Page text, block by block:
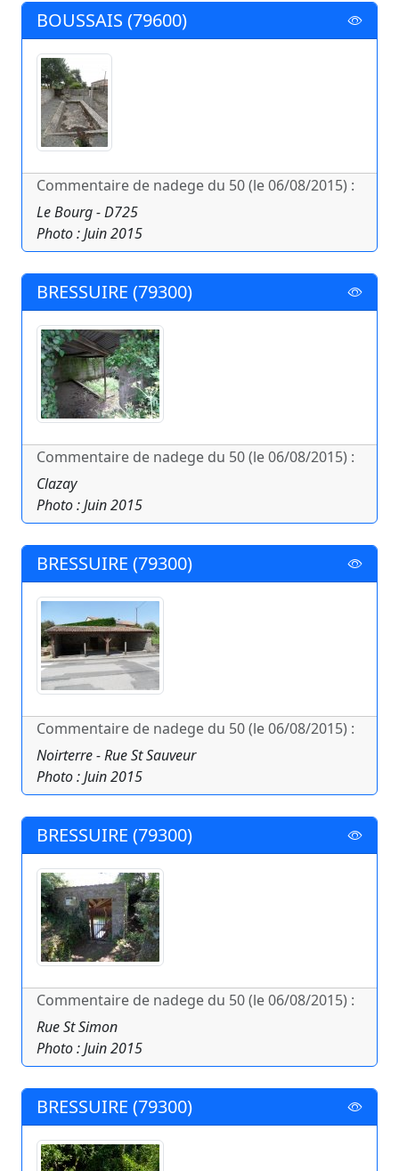
BOUSSAIS (79600)
Commentaire de nadege du 50 (le 06/08/2015) :
Le Bourg - D725
Photo : Juin 2015
BRESSUIRE (79300)
Commentaire de nadege du 50 (le 06/08/2015) :
Clazay
Photo : Juin 2015
BRESSUIRE (79300)
Commentaire de nadege du 50 (le 06/08/2015) :
Noirterre - Rue St Sauveur
Photo : Juin 2015
BRESSUIRE (79300)
Commentaire de nadege du 50 (le 06/08/2015) :
Rue St Simon
Photo : Juin 2015
BRESSUIRE (79300)